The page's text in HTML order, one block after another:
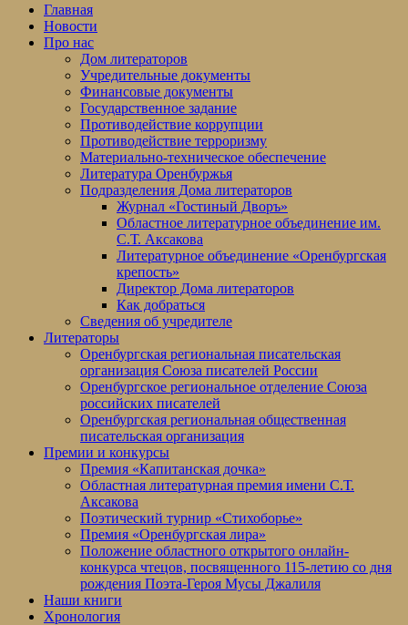
Главная
Новости
Про нас
Дом литераторов
Учредительные документы
Финансовые документы
Государственное задание
Противодействие коррупции
Противодействие терроризму
Материально-техническое обеспечение
Литература Оренбуржья
Подразделения Дома литераторов
Журнал «Гостиный Дворъ»
Областное литературное объединение им.
С.Т. Аксакова
Литературное объединение «Оренбургская
крепость»
Директор Дома литераторов
Как добраться
Сведения об учредителе
Литераторы
Оренбургская региональная писательская
организация Союза писателей России
Оренбургское региональное отделение Союза
российских писателей
Оренбургская региональная общественная
писательская организация
Премии и конкурсы
Премия «Капитанская дочка»
Областная литературная премия имени С.Т.
Аксакова
Поэтический турнир «Стихоборье»
Премия «Оренбургская лира»
Положение областного открытого онлайн-
конкурса чтецов, посвященного 115-летию со дня
рождения Поэта-Героя Мусы Джалиля
Наши книги
Хронология